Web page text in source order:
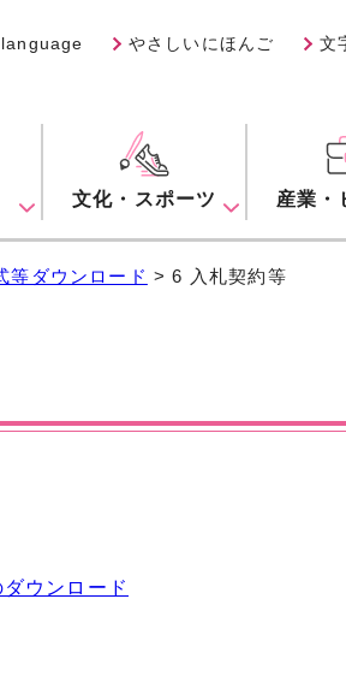
やさしいにほんご 文
文化・スポーツ 産業・
等ダウンロード > 6 入札契約等
ウンロード